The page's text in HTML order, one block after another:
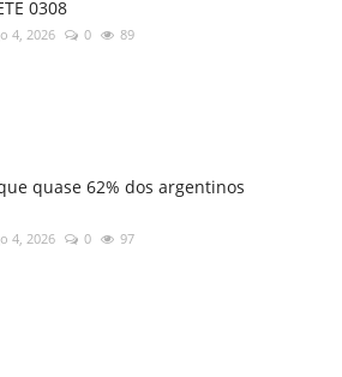
0308
4, 2026 0 89
quase 62% dos argentinos
4, 2026 0 97